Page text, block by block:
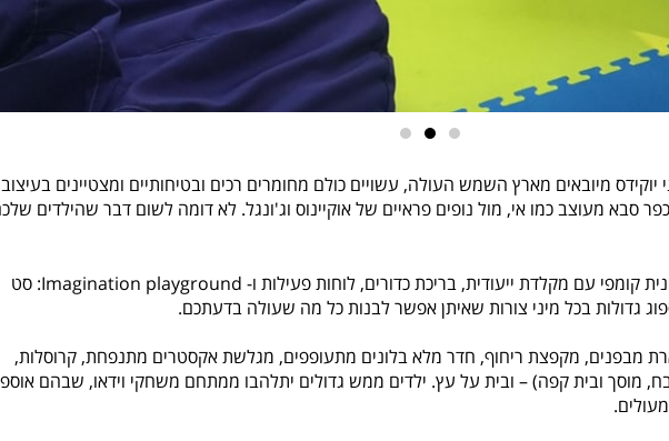
מיובאים מארץ השמש העולה, עשויים כולם מחומרים רכים ובטיחותיים ומצטיינים בעיצוב
סבא מעוצב כמו אי, מול נופים פראיים של אוקיינוס וג'ונגל. לא דומה לשום דבר שהילדים
מתחם פעוטות, מכונית קומפי עם מקלדת ייעודית, בריכת כדורים, לוחות פעילות ו- Imagination playground: סט
מבפנים, מקפצת ריחוף, חדר מלא בלונים מתעופפים, מגלשת אקסטרים מתנפחת, קרוסלות,
מוסך ובית קפה) – ובית על עץ. ילדים ממש גדולים יתלהבו ממתחם משחקי וידאו, שבהם